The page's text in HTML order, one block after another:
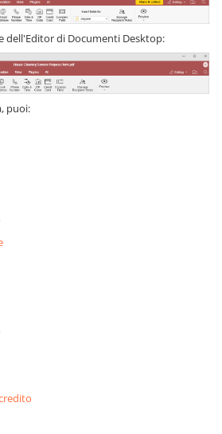
dell'Editor di Documenti Desktop:
puoi: